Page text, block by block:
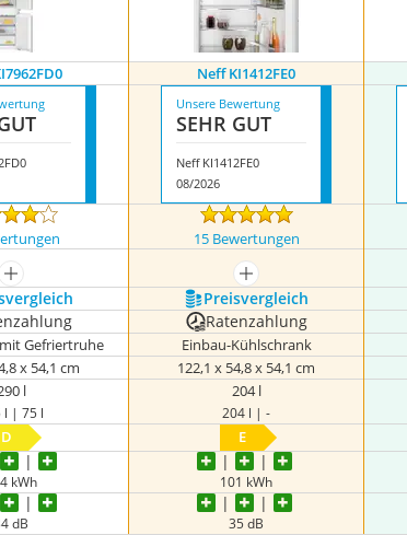
Neff KI1412FE0
Unsere Bewertung
SEHR GUT
Neff KI1412FE0
08/2026
15 Bewertungen
mehr anzeigen mehr anzeigen
Preis­vergleich
Ratenzahlung
Gefriertruhe Einbau-Kühlschrank
x 54,1 cm 122,1 x ‎54,8 x 54,1 cm
l
l | 75 l
204 l
204 l | -
D E
kWh 101 kWh
dB 35 dB